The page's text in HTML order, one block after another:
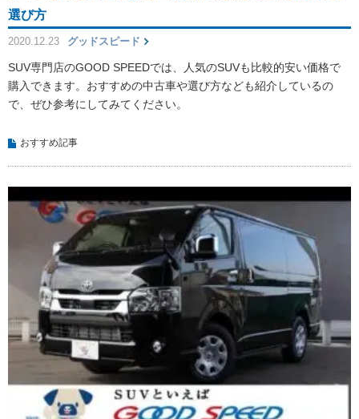
選び方
2020.12.23 グッドスピード
SUV専門店のGOOD SPEEDでは、人気のSUVも比較的安い価格で
購入できます。おすすめの中古車や選び方なども紹介しているの
で、ぜひ参考にしてみてください。
おすすめ記事